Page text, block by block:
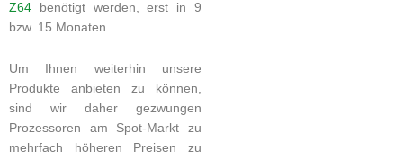
Z64 benötigt werden, erst in 9
bzw. 15 Monaten.
Um Ihnen weiterhin unsere
Produkte anbieten zu können,
sind wir daher gezwungen
Prozessoren am Spot-Markt zu
mehrfach höheren Preisen zu